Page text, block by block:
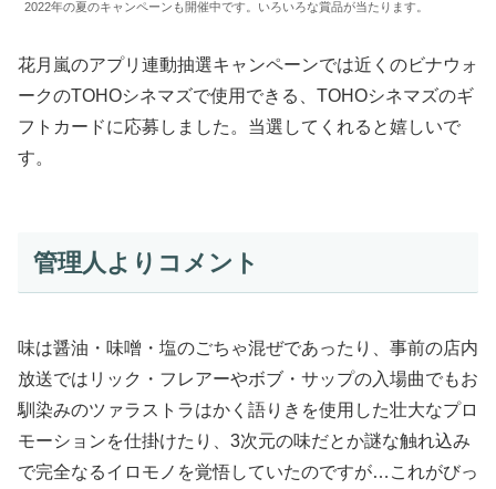
2022年の夏のキャンペーンも開催中です。いろいろな賞品が当たります。
花月嵐のアプリ連動抽選キャンペーンでは近くのビナウォ
ークのTOHOシネマズで使用できる、TOHOシネマズのギ
フトカードに応募しました。当選してくれると嬉しいで
す。
管理人よりコメント
味は醤油・味噌・塩のごちゃ混ぜであったり、事前の店内
放送ではリック・フレアーやボブ・サップの入場曲でもお
馴染みのツァラストラはかく語りきを使用した壮大なプロ
モーションを仕掛けたり、3次元の味だとか謎な触れ込み
で完全なるイロモノを覚悟していたのですが…これがびっ